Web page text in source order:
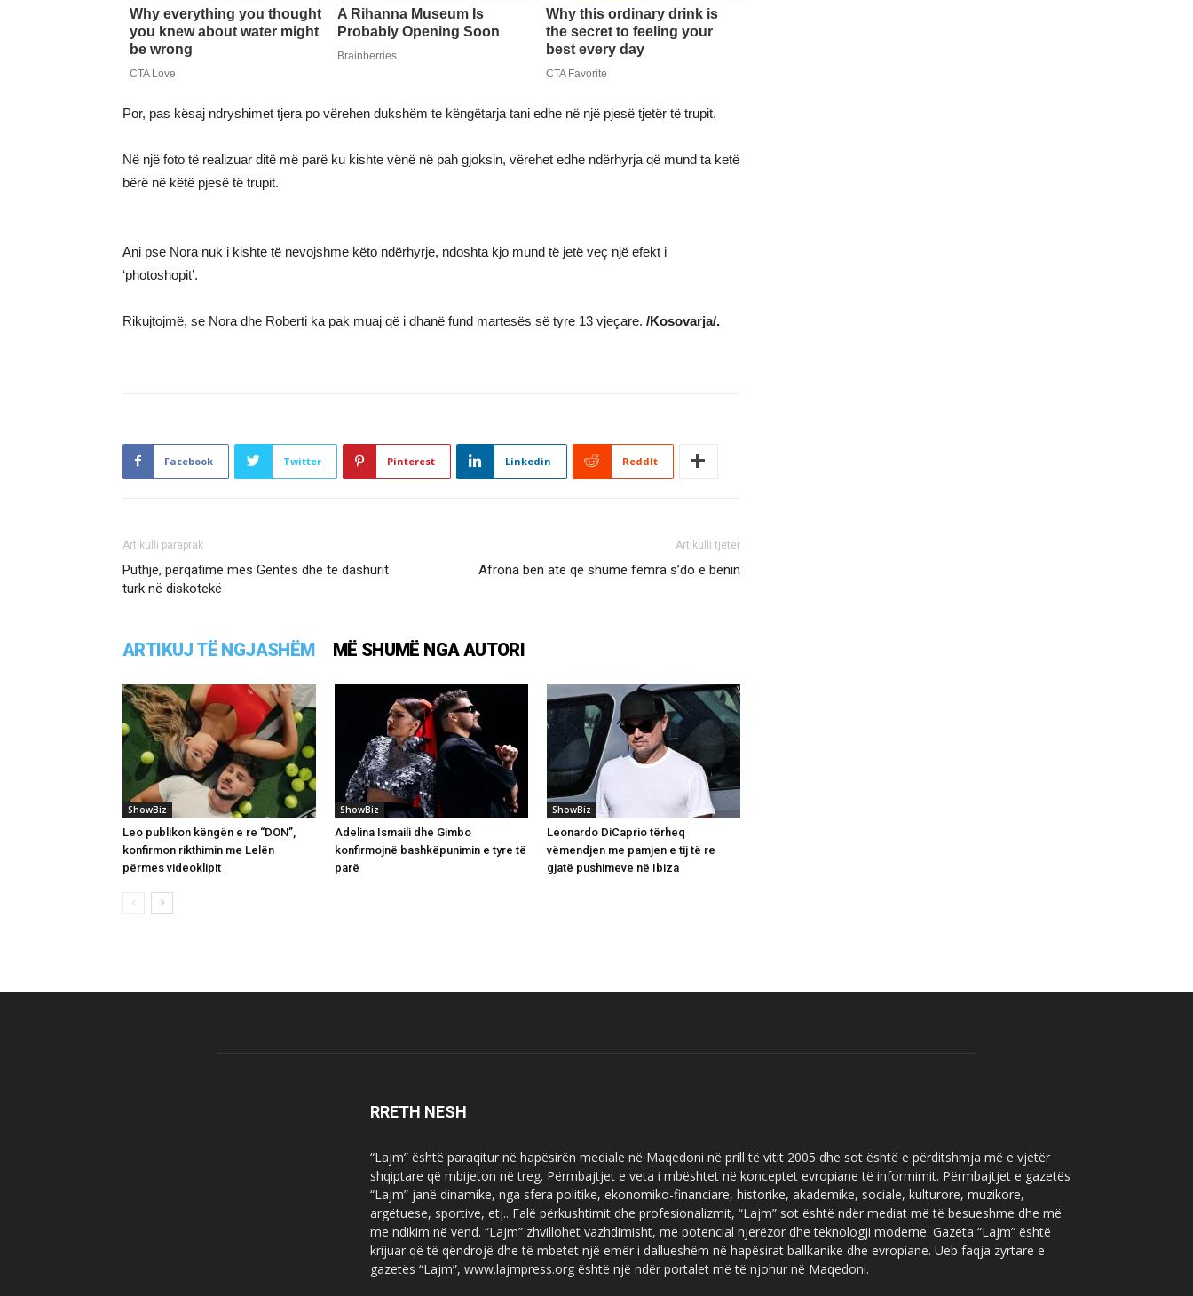
Por, pas kësaj ndryshimet tjera po vërehen dukshëm te këngëtarja tani edhe në një pjesë tjetër të trupit.
Në një foto të realizuar ditë më parë ku kishte vënë në pah gjoksin, vërehet edhe ndërhyrja që mund ta ketë
bërë në këtë pjesë të trupit.
Ani pse Nora nuk i kishte të nevojshme këto ndërhyrje, ndoshta kjo mund të jetë veç një efekt i
‘photoshopit’.
Rikujtojmë, se Nora dhe Roberti ka pak muaj që i dhanë fund martesës së tyre 13 vjeçare. /Kosovarja/.
Facebook Twitter Pinterest Linkedin ReddIt
Artikulli paraprak
Puthje, përqafime mes Gentës dhe të dashurit
turk në diskotekë
Artikulli tjetër
Afrona bën atë që shumë femra s’do e bënin
ARTIKUJ TË NGJASHËM MË SHUMË NGA AUTORI
ShowBiz
Leo publikon këngën e re “DON”,
konfirmon rikthimin me Lelën
përmes videoklipit
ShowBiz
Adelina Ismaili dhe Gimbo
konfirmojnë bashkëpunimin e tyre të
parë
ShowBiz
Leonardo DiCaprio tërheq
vëmendjen me pamjen e tij të re
gjatë pushimeve në Ibiza
RRETH NESH
“Lajm” është paraqitur në hapësirën mediale në Maqedoni në prill të vitit 2005 dhe sot është e përditshmja më e vjetër
shqiptare që mbijeton në treg. Përmbajtjet e veta i mbështet në konceptet evropiane të informimit. Përmbajtjet e gazetës
“Lajm” janë dinamike, nga sfera politike, ekonomiko-financiare, historike, akademike, sociale, kulturore, muzikore,
argëtuese, sportive, etj.. Falë përkushtimit dhe profesionalizmit, “Lajm” sot është ndër mediat më të besueshme dhe më
me ndikim në vend. “Lajm” zhvillohet vazhdimisht, me potencial njerëzor dhe teknologji moderne. Gazeta “Lajm” është
krijuar që të qëndrojë dhe të mbetet një emër i dallueshëm në hapësirat ballkanike dhe evropiane. Ueb faqja zyrtare e
gazetës “Lajm”, www.lajmpress.org është një ndër portalet më të njohur në Maqedoni.